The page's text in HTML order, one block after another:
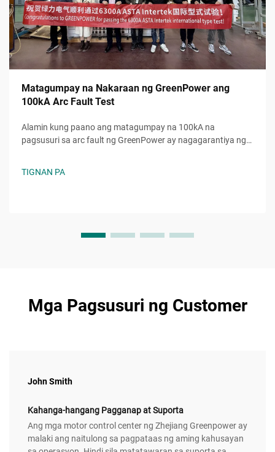
Matagumpay na Nakaraan ng GreenPower ang
100kA Arc Fault Test
Alamin kung paano ang matagumpay na 100kA na
pagsusuri sa arc fault ng GreenPower ay nagagarantiya ng
TIGNAN PA
Mga Pagsusuri ng Customer
John Smith
Kahanga-hangang Pagganap at Suporta
Ang mga motor control center ng Zhejiang Greenpower ay
malaki ang naitulong sa pagpataas ng aming kahusayan